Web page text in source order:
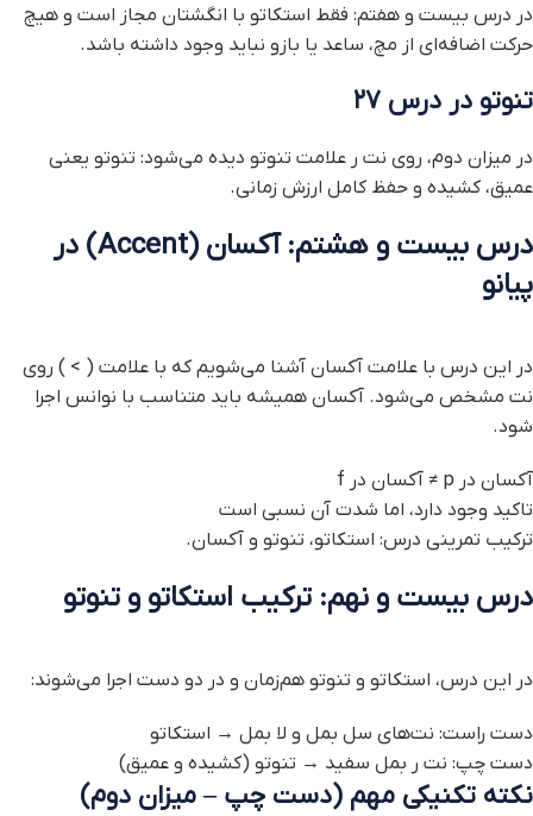
در درس بیست و هفتم: فقط استکاتو با انگشتان مجاز است و هیچ
حرکت اضافه‌ای از مچ، ساعد یا بازو نباید وجود داشته باشد.
تنوتو در درس ۲۷
در میزان دوم، روی نت ر علامت تنوتو دیده می‌شود: تنوتو یعنی
عمیق، کشیده و حفظ کامل ارزش زمانی.
درس بیست و هشتم: آکسان (Accent) در
پیانو
در این درس با علامت آکسان آشنا می‌شویم که با علامت ( > ) روی
نت مشخص می‌شود. آکسان همیشه باید متناسب با نوانس اجرا
شود.
آکسان در p ≠ آکسان در f
تاکید وجود دارد، اما شدت آن نسبی است
ترکیب تمرینی درس: استکاتو، تنوتو و آکسان.
درس بیست و نهم: ترکیب استکاتو و تنوتو
در این درس، استکاتو و تنوتو هم‌زمان و در دو دست اجرا می‌شوند:
دست راست: نت‌های سل بمل و لا بمل → استکاتو
دست چپ: نت ر بمل سفید → تنوتو (کشیده و عمیق)
نکته تکنیکی مهم (دست چپ – میزان دوم)